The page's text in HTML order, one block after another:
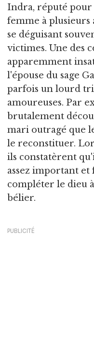
Indra, réputé pour
femme à plusieurs
se déguisant
victimes. Une des
apparemment
l'épouse du sage
parfois un lourd
amoureuses. Par
brutalement
mari outragé que
le reconstituer.
ils constatèrent
assez important
compléter le dieu
bélier.
PUBLICITÉ